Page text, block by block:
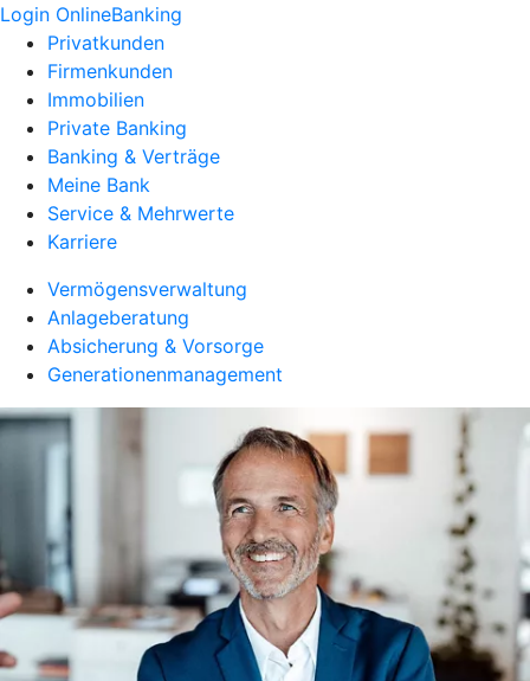
Login OnlineBanking
Privatkunden
Firmenkunden
Immobilien
Private Banking
Banking & Verträge
Meine Bank
Service & Mehrwerte
Karriere
Vermögensverwaltung
Anlageberatung
Absicherung & Vorsorge
Generationenmanagement